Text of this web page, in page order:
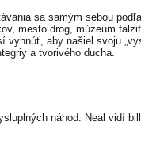
sa samým sebou
mesto drog, múzeum
vyhnúť, aby našiel svoju
a tvorivého ducha.
náhod. Neal vidí